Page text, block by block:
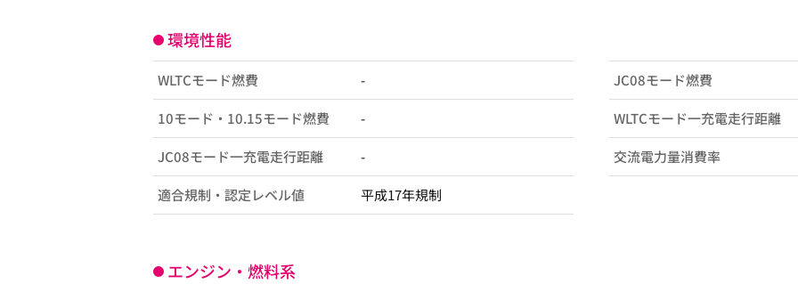
環境性能
WLTCモード燃費 - JC08モード燃費
10モード・10.15モード燃費 - WLTCモード一充電走行距離
JC08モード一充電走行距離 - 交流電力量消費率
適合規制・認定レベル値 平成17年規制
エンジン・燃料系